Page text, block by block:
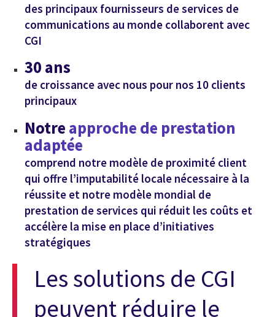
des principaux fournisseurs de services de
communications au monde collaborent avec
CGI
30 ans
de croissance avec nous pour nos 10 clients
principaux
Notre approche de prestation
adaptée
comprend notre modèle de proximité client
qui offre l’imputabilité locale nécessaire à la
réussite et notre modèle mondial de
prestation de services qui réduit les coûts et
accélère la mise en place d’initiatives
stratégiques
Les solutions de CGI
peuvent réduire le